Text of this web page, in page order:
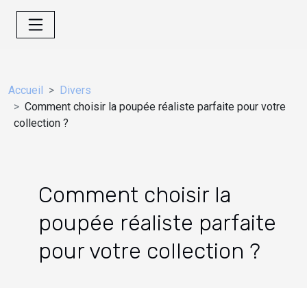
Accueil
Divers
Comment choisir la poupée réaliste parfaite pour votre
collection ?
Comment choisir la
poupée réaliste parfaite
pour votre collection ?